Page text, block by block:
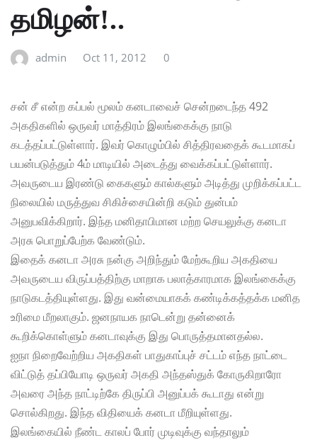
தமிழன்!..
admin Oct 11, 2012 0
சன் சீ என்ற கப்பல் மூலம் கனடாவைச் சென்றடைந்த 492
அகதிகளில் ஒருவர் மாத்திரம் இலங்கைக்கு நாடு
கடத்தப்பட்டுள்ளார். இவர் கொழும்பில் சித்திரவதைக் கூடமாகப்
பயன்படுத்தும் 4ம் மாடியில் அடைத்து வைக்கப்பட்டுள்ளார்.
அவருடைய இரண்டு கைகளும் கால்களும் அடித்து முறிக்கப்பட்ட
நிலையில் மருத்துவ சிகிச்சையின்றி கடும் துன்பம்
அனுபவிக்கிறார். இந்த மனிதாபிமான மற்ற செயலுக்கு கனடா
அரசு பொறுப்பேற்க வேண்டும்.
இதைக் கனடா அரசு நன்கு அறிந்தும் மேற்கூறிய அகதியை
அவருடைய விருப்பத்திற்கு மாறாக பலாத்காரமாக இலங்கைக்கு
நாடுகடத்தியுள்ளது. இது வன்மையாகக் கண்டிக்கத்தக்க மனித
உரிமை மீறலாகும். ஜனநாயக நாடென்று தன்னைக்
கூறிக்கொள்ளும் கனடாவுக்கு இது பொருத்தமானதல்ல.
ஐநா நிறைவேற்றிய அகதிகள் பாதுகாப்புச் சட்டம் எந்த நாட்டை
விட்டுத் தப்பியோடி ஒருவர் அகதி அந்தஸ்துக் கோருகிறாரோ
அவரை அந்த நாட்டிற்கே திருப்பி அனுப்பக் கூடாது என்று
சொல்கிறது. இந்த விதியைக் கனடா மீறியுள்ளது.
இலங்கையில் நீண்ட காலப் போர் முடிவுக்கு வந்தாலும்